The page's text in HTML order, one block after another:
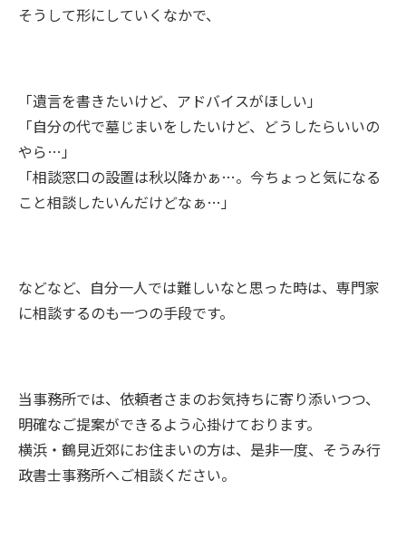
そうして形にしていくなかで、
「遺言を書きたいけど、アドバイスがほしい」
「自分の代で墓じまいをしたいけど、どうしたらいいの
やら…」
「相談窓口の設置は秋以降かぁ…。今ちょっと気になる
こと相談したいんだけどなぁ…」
などなど、自分一人では難しいなと思った時は、専門家
に相談するのも一つの手段です。
当事務所では、依頼者さまのお気持ちに寄り添いつつ、
明確なご提案ができるよう心掛けております。
横浜・鶴見近郊にお住まいの方は、是非一度、そうみ行
政書士事務所へご相談ください。